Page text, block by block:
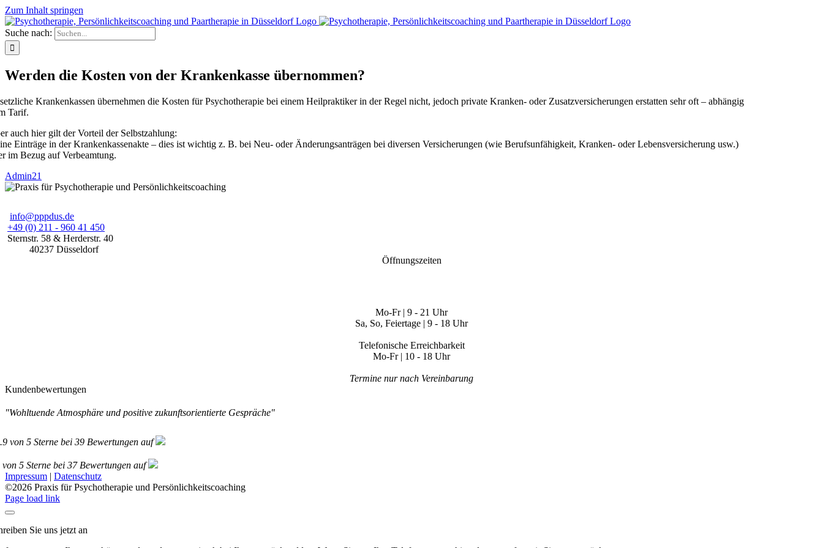
Zum Inhalt springen
Suche nach:
Werden die Kosten von der Krankenkasse übernommen?
Krankenkassen übernehmen die Kosten für Psychotherapie bei einem Heilpraktiker in der Regel nicht, jedoch private Kranken- oder Zusatzversicherungen erstatten sehr oft – abhängig
Tarif.
auch hier gilt der Vorteil der Selbstzahlung:
Einträge in der Krankenkassenakte – dies ist wichtig z. B. bei Neu- oder Änderungsanträgen bei diversen Versicherungen (wie Berufsunfähigkeit, Kranken- oder Lebensversicherung usw.)
im Bezug auf Verbeamtung.
Admin21
info@pppdus.de
+49 (0) 211 - 960 41 450
Sternstr. 58 & Herderstr. 40
40237 Düsseldorf
Öffnungszeiten
Mo-Fr | 9 - 21 Uhr
Sa, So, Feiertage | 9 - 18 Uhr
Telefonische Erreichbarkeit
Mo-Fr | 10 - 18 Uhr
Termine nur nach Vereinbarung
Kundenbewertungen
"Wohltuende Atmosphäre und positive zukunftsorientierte Gespräche"
von 5Sterne bei 39Bewertungen auf
von 5Sterne bei 37Bewertungen auf
Impressum | Datenschutz
©2026 Praxis für Psychotherapie und Persönlichkeitscoaching
Page load link
Sie uns jetzt an